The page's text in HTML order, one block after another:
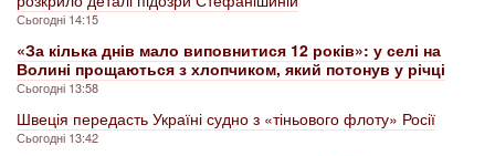
Сьогодні 14:15
«За кілька днів мало виповнитися 12 років»: у селі на
Волині прощаються з хлопчиком, який потонув у річці
Сьогодні 13:58
Швеція передасть Україні судно з «тіньового флоту» Росії
Сьогодні 13:42